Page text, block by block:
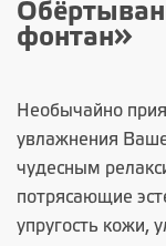
фонтан»
Необычайно
увлажнения
чудесным
потрясающие
упругость кожи,